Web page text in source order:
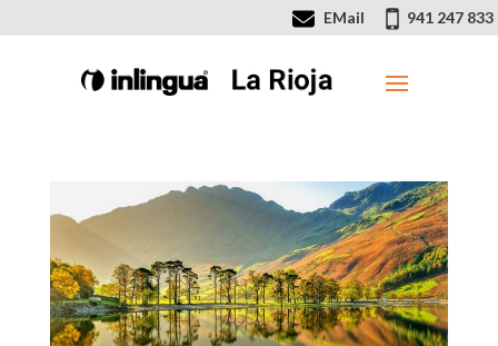
EMail 941 247 833